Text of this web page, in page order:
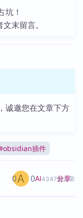
坑！
末留言。
诚邀您在文章下方
obsidian插件
AI4347篇文章
0 0 分享